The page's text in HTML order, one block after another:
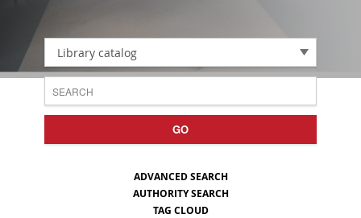
Library catalog
GO
ADVANCED SEARCH
AUTHORITY SEARCH
TAG CLOUD